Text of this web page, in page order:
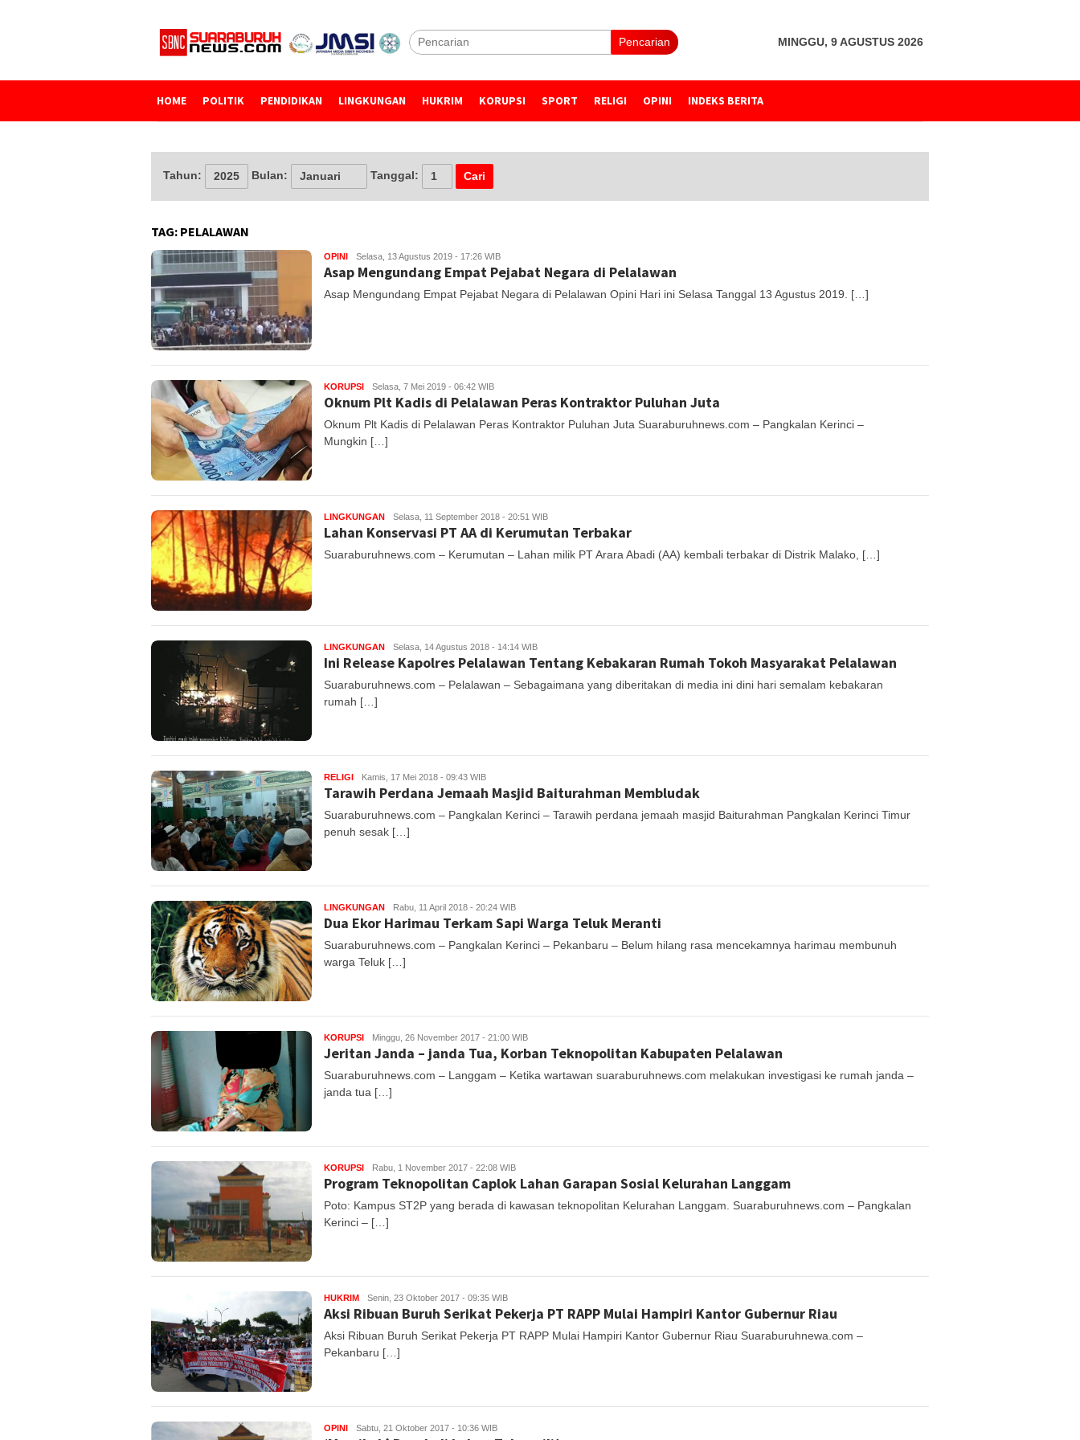
Pencarian MINGGU, 9 AGUSTUS 2026
HOME POLITIK PENDIDIKAN LINGKUNGAN HUKRIM KORUPSI SPORT RELIGI OPINI INDEKS BERITA
Tahun: Bulan: Tanggal:
TAG: PELALAWAN
OPINI Selasa, 13 Agustus 2019 - 17:26 WIB
Asap Mengundang Empat Pejabat Negara di Pelalawan
Asap Mengundang Empat Pejabat Negara di Pelalawan Opini Hari ini Selasa Tanggal 13 Agustus 2019. […]
KORUPSI Selasa, 7 Mei 2019 - 06:42 WIB
Oknum Plt Kadis di Pelalawan Peras Kontraktor Puluhan Juta
Oknum Plt Kadis di Pelalawan Peras Kontraktor Puluhan Juta Suaraburuhnews.com – Pangkalan Kerinci –
Mungkin […]
LINGKUNGAN Selasa, 11 September 2018 - 20:51 WIB
Lahan Konservasi PT AA di Kerumutan Terbakar
Suaraburuhnews.com – Kerumutan – Lahan milik PT Arara Abadi (AA) kembali terbakar di Distrik Malako, […]
LINGKUNGAN Selasa, 14 Agustus 2018 - 14:14 WIB
Ini Release Kapolres Pelalawan Tentang Kebakaran Rumah Tokoh Masyarakat Pelalawan
Suaraburuhnews.com – Pelalawan – Sebagaimana yang diberitakan di media ini dini hari semalam kebakaran
rumah […]
RELIGI Kamis, 17 Mei 2018 - 09:43 WIB
Tarawih Perdana Jemaah Masjid Baiturahman Membludak
Suaraburuhnews.com – Pangkalan Kerinci – Tarawih perdana jemaah masjid Baiturahman Pangkalan Kerinci Timur
penuh sesak […]
LINGKUNGAN Rabu, 11 April 2018 - 20:24 WIB
Dua Ekor Harimau Terkam Sapi Warga Teluk Meranti
Suaraburuhnews.com – Pangkalan Kerinci – Pekanbaru – Belum hilang rasa mencekamnya harimau membunuh
warga Teluk […]
KORUPSI Minggu, 26 November 2017 - 21:00 WIB
Jeritan Janda – janda Tua, Korban Teknopolitan Kabupaten Pelalawan
Suaraburuhnews.com – Langgam – Ketika wartawan suaraburuhnews.com melakukan investigasi ke rumah janda –
janda tua […]
KORUPSI Rabu, 1 November 2017 - 22:08 WIB
Program Teknopolitan Caplok Lahan Garapan Sosial Kelurahan Langgam
Poto: Kampus ST2P yang berada di kawasan teknopolitan Kelurahan Langgam. Suaraburuhnews.com – Pangkalan
Kerinci – […]
HUKRIM Senin, 23 Oktober 2017 - 09:35 WIB
Aksi Ribuan Buruh Serikat Pekerja PT RAPP Mulai Hampiri Kantor Gubernur Riau
Aksi Ribuan Buruh Serikat Pekerja PT RAPP Mulai Hampiri Kantor Gubernur Riau Suaraburuhnewa.com –
Pekanbaru […]
OPINI Sabtu, 21 Oktober 2017 - 10:36 WIB